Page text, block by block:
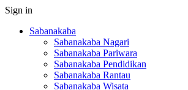
Sign in
Sabanakaba
Sabanakaba Nagari
Sabanakaba Pariwara
Sabanakaba Pendidikan
Sabanakaba Rantau
Sabanakaba Wisata